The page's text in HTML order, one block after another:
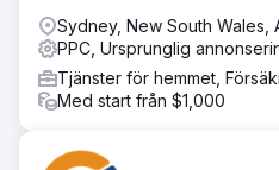
Sydney, New South Wales,
PPC, Ursprunglig
Tjänster för hemmet,
Med start från $1,000